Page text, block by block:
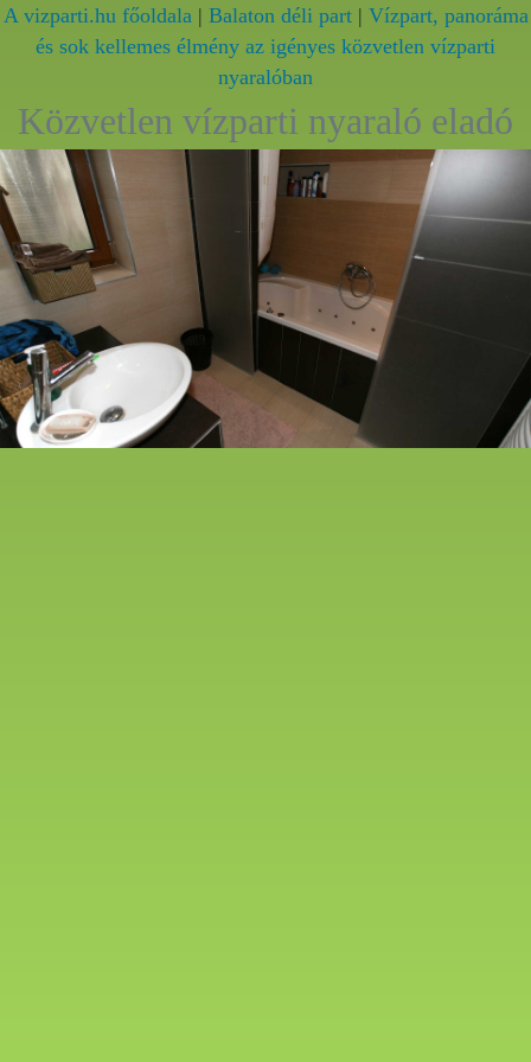
A vizparti.hu főoldala| Balaton déli part| Vízpart, panoráma
és sok kellemes élmény az igényes közvetlen vízparti
nyaralóban
Közvetlen vízparti nyaraló eladó